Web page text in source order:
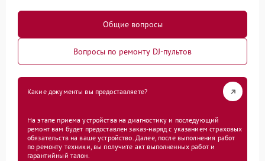
Общие вопросы
Вопросы по ремонту DJ-пультов
Какие документы вы предоставляете?
На этапе приема устройства на диагностику и последующий
ремонт вам будет предоставлен заказ-наряд с указанием страховых
обязательств на ваше устройство. Далее, после выполнения работ
по ремонту техники, вы получите акт выполненных работ и
гарантийный талон.